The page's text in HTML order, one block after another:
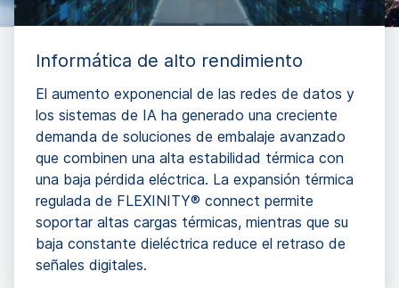
Informática de alto rendimiento
El aumento exponencial de las redes de datos y
los sistemas de IA ha generado una creciente
demanda de soluciones de embalaje avanzado
que combinen una alta estabilidad térmica con
una baja pérdida eléctrica. La expansión térmica
regulada de FLEXINITY® connect permite
soportar altas cargas térmicas, mientras que su
baja constante dieléctrica reduce el retraso de
señales digitales.